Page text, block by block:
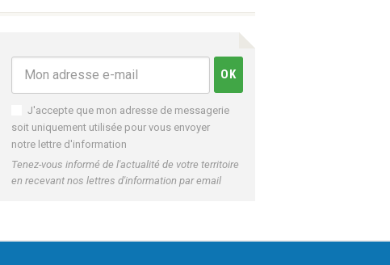
J'accepte que mon adresse de messagerie
soit uniquement utilisée pour vous envoyer
notre lettre d'information
Tenez-vous informé de l'actualité de votre territoire
en recevant nos lettres d'information par email